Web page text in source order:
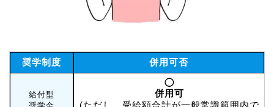
奨学制度 併用可否
給付型
◯
併用可
(ただし、受給額合計が一般常識範囲内で